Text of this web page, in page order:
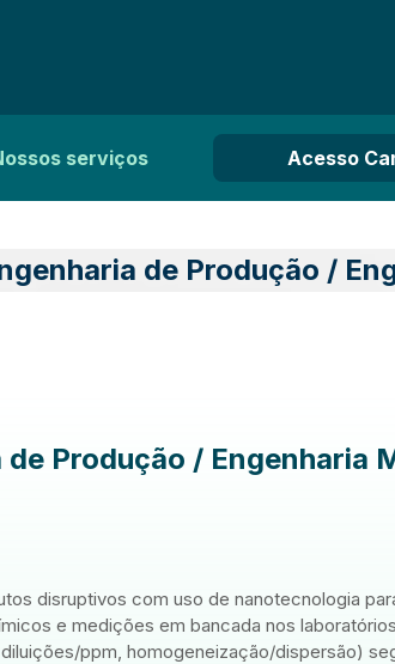
serviços Acesso
de Produção /
Produção / Engenharia
disruptivos com uso de nanotecnologia
e medições em bancada nos
ppm, homogeneização/dispersão)